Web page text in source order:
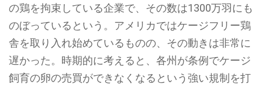
の鶏を拘束している企業で、その数は1300万羽にも
のぼっているという。アメリカではケージフリー鶏
舎を取り入れ始めているものの、その動きは非常に
遅かった。時期的に考えると、各州が条例でケージ
飼育の卵の売買ができなくなるという強い規制を打